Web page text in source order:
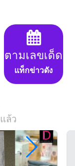
ตามเลขเด็ด
แท็กข่าวดัง
ล้ว